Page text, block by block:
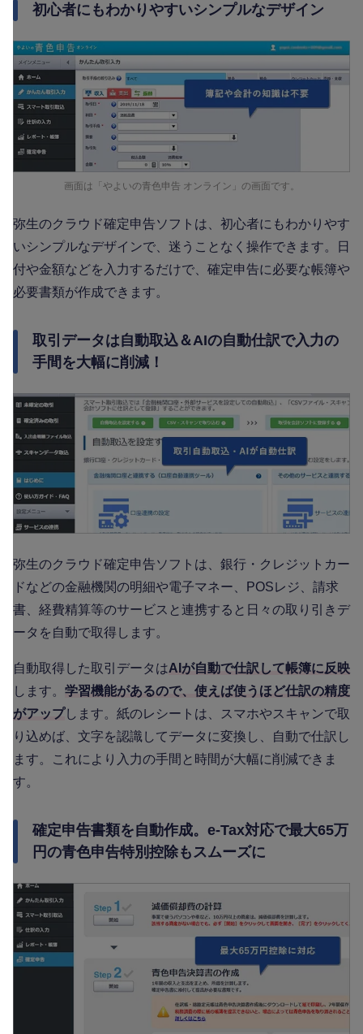
初心者にもわかりやすいシンプルなデザイン
画面は「やよいの青色申告 オンライン」の画面です。
弥生のクラウド確定申告ソフトは、初心者にもわかりやす
いシンプルなデザインで、迷うことなく操作できます。日
付や金額などを入力するだけで、確定申告に必要な帳簿や
必要書類が作成できます。
取引データは自動取込＆AIの自動仕訳で入力の
手間を大幅に削減！
弥生のクラウド確定申告ソフトは、銀行・クレジットカー
ドなどの金融機関の明細や電子マネー、POSレジ、請求
書、経費精算等のサービスと連携すると日々の取り引きデ
ータを自動で取得します。
自動取得した取引データはAIが自動で仕訳して帳簿に反映
します。 学習機能があるので、使えば使うほど仕訳の精度
がアップします。紙のレシートは、スマホやスキャンで取
り込めば、文字を認識してデータに変換し、自動で仕訳し
ます。これにより入力の手間と時間が大幅に削減できま
す。
確定申告書類を自動作成。e-Tax対応で最大65万
円の青色申告特別控除もスムーズに